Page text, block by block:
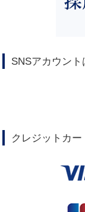
SNSアカウント
クレジットカー